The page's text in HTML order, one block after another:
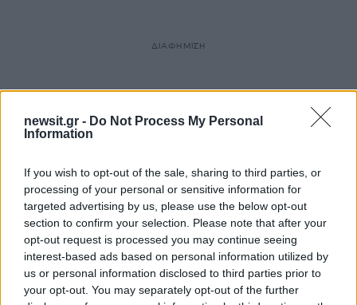
newsit.gr - Do Not Process My Personal
Information
If you wish to opt-out of the sale, sharing to third parties, or
processing of your personal or sensitive information for
targeted advertising by us, please use the below opt-out
section to confirm your selection. Please note that after your
opt-out request is processed you may continue seeing
interest-based ads based on personal information utilized by
us or personal information disclosed to third parties prior to
your opt-out. You may separately opt-out of the further
ΔΙΑΦΗΜΙΣΗ